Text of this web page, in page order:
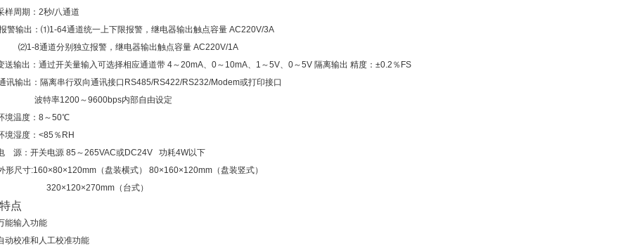
样周期：2秒/八通道
警输出：⑴1-64通道统一上下限报警，继电器输出触点容量 AC220V/3A
⑵1-8通道分别独立报警， 继电器输出触点容量 AC220V/1A
送输出：通过开关量输入可选择相应通道带 4～20mA、0～10mA、1～5V、0～5V 隔离输出 精度：±0.2％FS
讯输出：隔离串行双向通讯接口RS485/RS422/RS232/Modem或打印接口
波特率1200～9600bps内部自由设定
境温度：8～50℃
境湿度：<85％RH
源：开关电源 85～265VAC或DC24V
功耗4W以下
形尺寸:160×80×120mm（盘装横式） 80×160×120mm（盘装竖式）
320×120×270mm（台式）
点
能输入功能
动校准和人工校准功能